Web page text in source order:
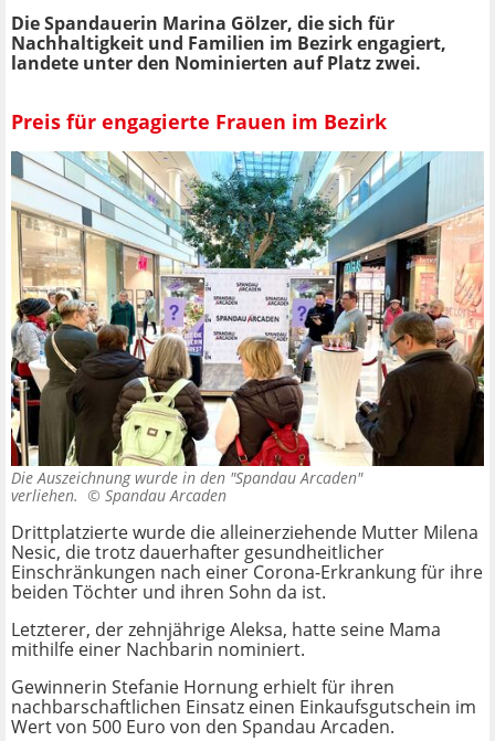
Die Spandauerin Marina Gölzer, die sich für
Nachhaltigkeit und Familien im Bezirk engagiert,
landete unter den Nominierten auf Platz zwei.
Preis für engagierte Frauen im Bezirk
Die Auszeichnung wurde in den "Spandau Arcaden"
verliehen. © Spandau Arcaden
Drittplatzierte wurde die alleinerziehende Mutter Milena
Nesic, die trotz dauerhafter gesundheitlicher
Einschränkungen nach einer Corona-Erkrankung für ihre
beiden Töchter und ihren Sohn da ist.
Letzterer, der zehnjährige Aleksa, hatte seine Mama
mithilfe einer Nachbarin nominiert.
Gewinnerin Stefanie Hornung erhielt für ihren
nachbarschaftlichen Einsatz einen Einkaufsgutschein im
Wert von 500 Euro von den Spandau Arcaden.